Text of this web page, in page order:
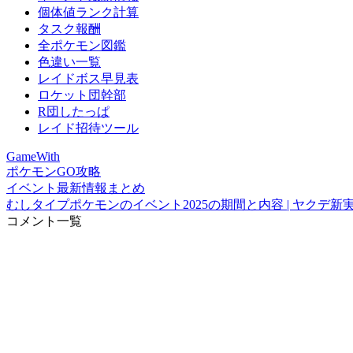
個体値ランク計算
タスク報酬
全ポケモン図鑑
色違い一覧
レイドボス早見表
ロケット団幹部
R団したっぱ
レイド招待ツール
GameWith
ポケモンGO攻略
イベント最新情報まとめ
むしタイプポケモンのイベント2025の期間と内容 | ヤクデ新
コメント一覧